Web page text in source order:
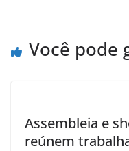
o
Você pode
Assembleia e
reúnem